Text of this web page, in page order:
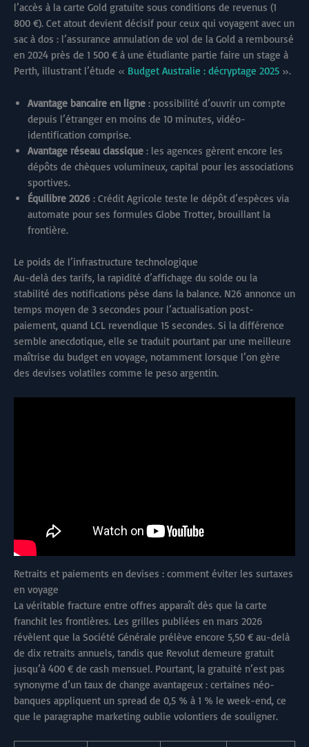
l’accès à la carte Gold gratuite sous conditions de revenus (1
800 €). Cet atout devient décisif pour ceux qui voyagent avec un
sac à dos : l’assurance annulation de vol de la Gold a remboursé
en 2024 près de 1 500 € à une étudiante partie faire un stage à
Perth, illustrant l’étude « Budget Australie : décryptage 2025 ».
Avantage bancaire en ligne : possibilité d’ouvrir un compte
depuis l’étranger en moins de 10 minutes, vidéo-
identification comprise.
Avantage réseau classique : les agences gèrent encore les
dépôts de chèques volumineux, capital pour les associations
sportives.
Équilibre 2026 : Crédit Agricole teste le dépôt d’espèces via
automate pour ses formules Globe Trotter, brouillant la
frontière.
Le poids de l’infrastructure technologique
Au-delà des tarifs, la rapidité d’affichage du solde ou la
stabilité des notifications pèse dans la balance. N26 annonce un
temps moyen de 3 secondes pour l’actualisation post-
paiement, quand LCL revendique 15 secondes. Si la différence
semble anecdotique, elle se traduit pourtant par une meilleure
maîtrise du budget en voyage, notamment lorsque l’on gère
des devises volatiles comme le peso argentin.
Retraits et paiements en devises : comment éviter les surtaxes
en voyage
La véritable fracture entre offres apparaît dès que la carte
franchit les frontières. Les grilles publiées en mars 2026
révèlent que la Société Générale prélève encore 5,50 € au-delà
de dix retraits annuels, tandis que Revolut demeure gratuit
jusqu’à 400 € de cash mensuel. Pourtant, la gratuité n’est pas
synonyme d’un taux de change avantageux : certaines néo-
banques appliquent un spread de 0,5 % à 1 % le week-end, ce
que le paragraphe marketing oublie volontiers de souligner.